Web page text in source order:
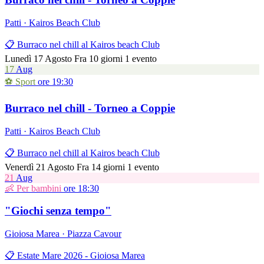
Patti · Kairos Beach Club
📋 Burraco nel chill al Kairos beach Club
Lunedì 17 Agosto Fra 10 giorni 1 evento
17 Aug
⚽ Sport ore 19:30
Burraco nel chill - Torneo a Coppie
Patti · Kairos Beach Club
📋 Burraco nel chill al Kairos beach Club
Venerdì 21 Agosto Fra 14 giorni 1 evento
21 Aug
👶 Per bambini ore 18:30
"Giochi senza tempo"
Gioiosa Marea · Piazza Cavour
📋 Estate Mare 2026 - Gioiosa Marea